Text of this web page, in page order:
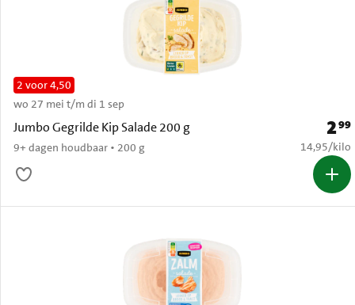
Jumbo Gegrilde Kip Salade 200 g
9+ dagen houdbaar • 200 g
2 voor 4,50
wo 27 mei t/m di 1 sep
299
€ 14,95
14,95/kilo